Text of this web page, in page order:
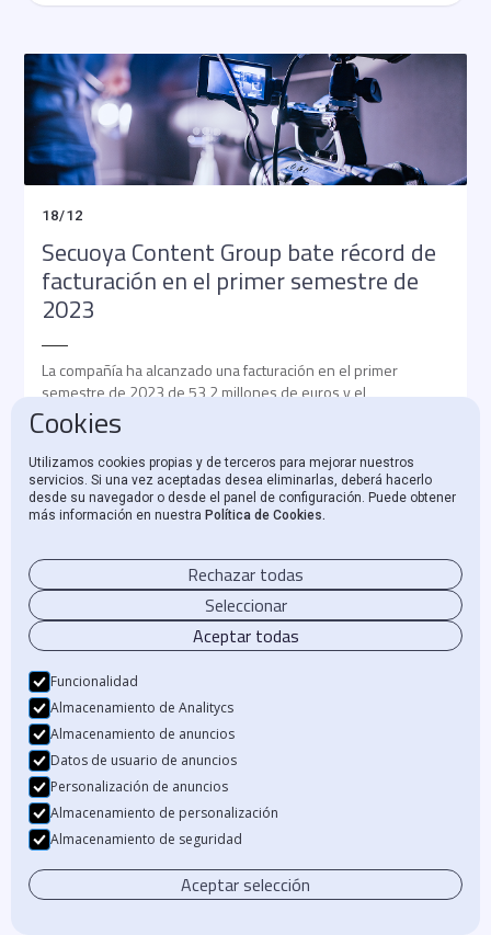
18/12
Secuoya Content Group bate récord de
facturación en el primer semestre de
2023
La compañía ha alcanzado una facturación en el primer
semestre de 2023 de 53,2 millones de euros y el
EBITDA ha experimentado un crecimiento del 222%.
Beka
11
Estrategias de inversión en sectores
Cookies
Utilizamos cookies propias y de terceros para mejorar nuestros
servicios. Si una vez aceptadas desea eliminarlas, deberá hacerlo
desde su navegador o desde el panel de configuración. Puede obtener
más información en nuestra Política de Cookies.
Rechazar todas
Seleccionar
Aceptar todas
Funcionalidad
Almacenamiento de Analitycs
Almacenamiento de anuncios
Datos de usuario de anuncios
Personalización de anuncios
Almacenamiento de personalización
Almacenamiento de seguridad
Aceptar selección